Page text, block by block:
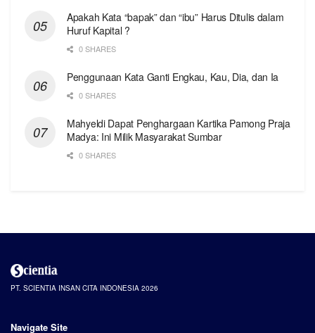
Apakah Kata “bapak” dan “ibu” Harus Ditulis dalam
Huruf Kapital ?
0 SHARES
Penggunaan Kata Ganti Engkau, Kau, Dia, dan Ia
0 SHARES
Mahyeldi Dapat Penghargaan Kartika Pamong Praja
Madya: Ini Milik Masyarakat Sumbar
0 SHARES
PT. SCIENTIA INSAN CITA INDONESIA 2026
Navigate Site